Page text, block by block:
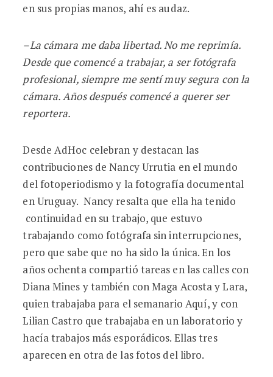
en sus propias manos, ahí es audaz.
–La cámara me daba libertad. No me reprimía.
Desde que comencé a trabajar, a ser fotógrafa
profesional, siempre me sentí muy segura con la
cámara. Años después comencéa querer ser
reportera.
Desde AdHoc celebran y destacan las
contribuciones de Nancy Urrutia en el mundo
del fotoperiodismo y la fotografía documental
en Uruguay. Nancy resalta que ella ha tenido
continuidad en su trabajo, que estuvo
trabajando como fotógrafa sin interrupciones,
pero que sabe que no ha sido la única. En los
años ochenta compartió tareas en las calles con
Diana Mines y también con Maga Acosta y Lara,
quien trabajaba para el semanario Aquí, y con
Lilian Castro que trabajaba en un laboratorio y
hacía trabajos más esporádicos. Ellas tres
aparecen en otra de las fotos del libro.